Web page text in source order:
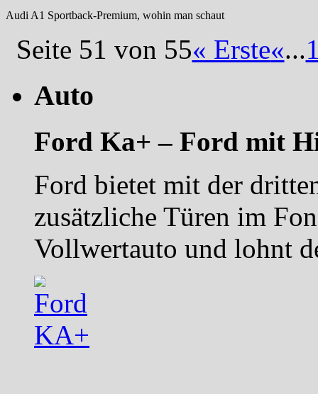
Audi A1 Sportback-Premium, wohin man schaut
Seite 51 von 55« Erste«...
Auto
Ford Ka+ – Ford mit
Ford bietet mit der
zusätzliche Türen im
Vollwertauto und lohnt